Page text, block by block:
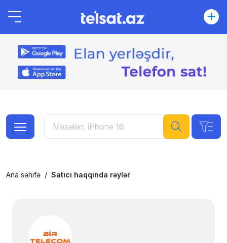
Ana səhifə Satıcı haqqında rəylər